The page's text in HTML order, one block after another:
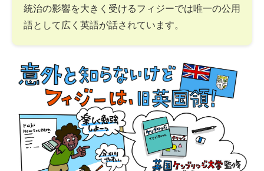
統治の影響を大きく受けるフィジーでは唯一の公用
語として広く英語が話されています。